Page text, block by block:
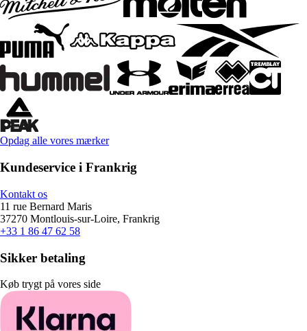
Opdag alle vores mærker
Kundeservice i Frankrig
Kontakt os
11 rue Bernard Maris
37270 Montlouis-sur-Loire, Frankrig
+33 1 86 47 62 58
Sikker betaling
Køb trygt på vores side